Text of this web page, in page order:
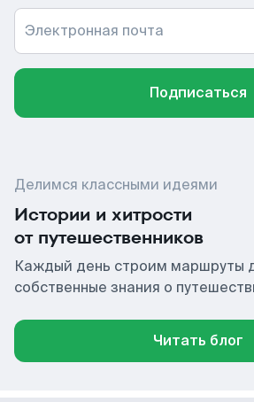
Электронная почта
Подписаться
Делимся классными идеями
Истории и хитрости
от путешественников
Каждый день строим маршруты
собственные знания о
Читать блог